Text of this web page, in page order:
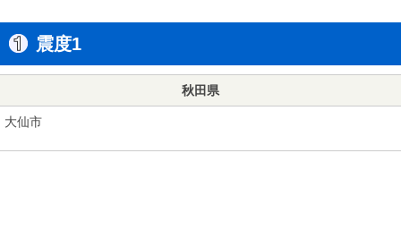
震度1
秋田県
大仙市